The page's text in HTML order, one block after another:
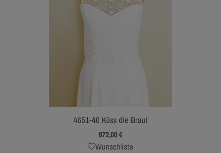
4651-40 Küss die Braut
972,00€
Wunschliste